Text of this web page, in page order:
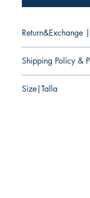
Return&Exchange
No hay devoluciones
productos.
Shipping Policy &
products.
Size|Talla